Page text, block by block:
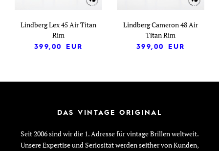
Lindberg Lex 45 Air Titan
Rim
399,00
EUR
Lindberg Cameron 48 Air
Titan Rim
399,00
EUR
DAS VINTAGE ORIGINAL
Seit 2006 sind wir die 1. Adresse für vintage Brillen weltweit.
Unsere Expertise und Seriosität werden seither von Kunden,